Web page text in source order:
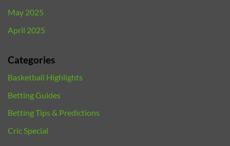
May 2025
April 2025
Categories
Basketball Highlights
Betting Guides
Betting Tips & Predictions
Cric Special